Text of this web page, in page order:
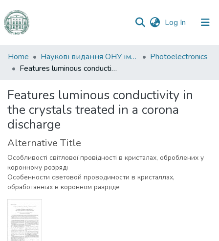
Log In (current)
Communities
&
All of DSpace
Statistics
Home Наукові видання ОНУ імені І. І. Мечникова
Photoelectronics
Features luminous conductivity in the crystals treated in a corona discharge
Features luminous conductivity in
the crystals treated in a corona
discharge
Alternative Title
Особливості світлової провідності в кристалах, оброблених у
коронному розряді
Особенности световой проводимости в кристаллах,
обработанных в коронном разряде